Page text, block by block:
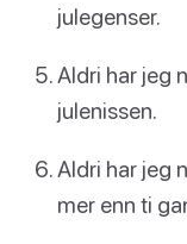
julegenser.
Aldri har jeg
julenissen.
Aldri har jeg
mer enn ti